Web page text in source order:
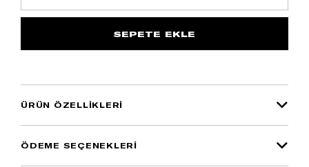
ÜRÜN ÖZELLIKLERI
ÖDEME SEÇENEKLERI